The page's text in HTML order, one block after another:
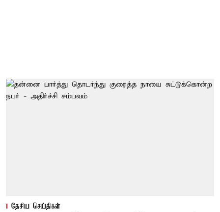
தேசிய செய்திகள்